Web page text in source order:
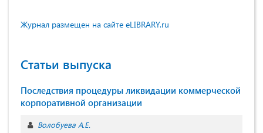
Журнал размещен на сайте eLIBRARY.ru
Статьи выпуска
Последствия процедуры ликвидации коммерческой
корпоративной организации
Волобуева А.Е.